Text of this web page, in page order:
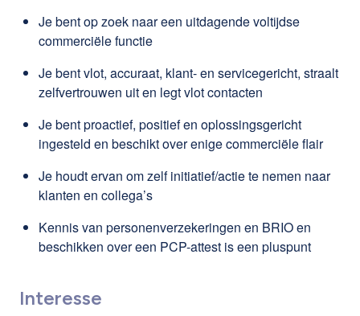
Je bent op zoek naar een uitdagende voltijdse
commerciële functie
Je bent vlot, accuraat, klant- en servicegericht, straalt
zelfvertrouwen uit en legt vlot contacten
Je bent proactief, positief en oplossingsgericht
ingesteld en beschikt over enige commerciële flair
Je houdt ervan om zelf initiatief/actie te nemen naar
klanten en collega’s
Kennis van personenverzekeringen en BRIO en
beschikken over een PCP-attest is een pluspunt
Interesse